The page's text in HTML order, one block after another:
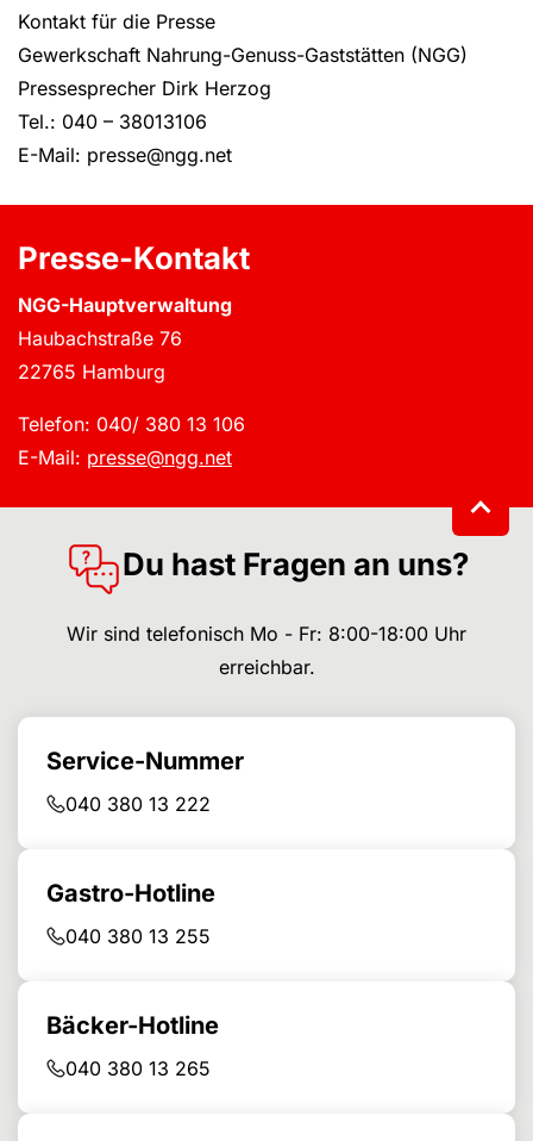
Kontakt für die Presse
Gewerkschaft Nahrung-Genuss-Gaststätten (NGG)
Pressesprecher Dirk Herzog
Tel.: 040 – 38013106
E-Mail: presse@ngg.net
Presse-Kontakt
NGG-Hauptverwaltung
Haubachstraße 76
22765 Hamburg
Telefon: 040/ 380 13 106
E-Mail: presse@ngg.net
Du hast Fragen an uns?
Wir sind telefonisch Mo - Fr: 8:00-18:00 Uhr
erreichbar.
Service-Nummer
040 380 13 222
Gastro-Hotline
040 380 13 255
Bäcker-Hotline
040 380 13 265